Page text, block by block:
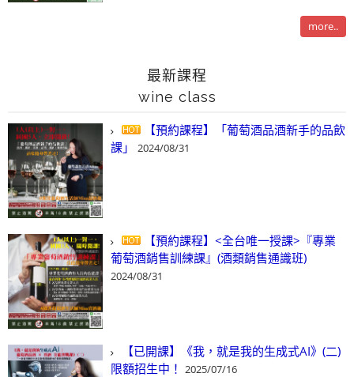
more..
最新課程
wine class
【預約課程】「葡萄酒品酒新手的品飲
課」
2024/08/31
【預約課程】<全台唯一授課>『專業
葡萄酒銷售訓練課』(酒類銷售通識班)
2024/08/31
【已開課】《我，就是我的生成式AI》(二)
限額招生中！ 2025/07/16